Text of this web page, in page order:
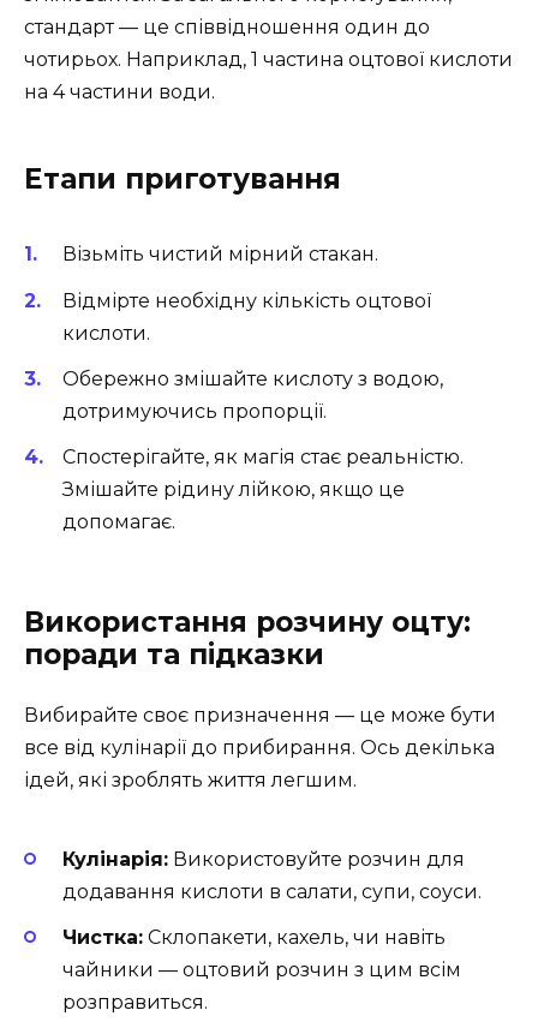
стандарт — це співвідношення один до
чотирьох. Наприклад, 1 частина оцтової кислоти
на 4 частини води.
Етапи приготування
Візьміть чистий мірний стакан.
Відмірте необхідну кількість оцтової
кислоти.
Обережно змішайте кислоту з водою,
дотримуючись пропорції.
Спостерігайте, як магія стає реальністю.
Змішайте рідину лійкою, якщо це
допомагає.
Використання розчину оцту:
поради та підказки
Вибирайте своє призначення — це може бути
все від кулінарії до прибирання. Ось декілька
ідей, які зроблять життя легшим.
Кулінарія: Використовуйте розчин для
додавання кислоти в салати, супи, соуси.
Чистка: Склопакети, кахель, чи навіть
чайники — оцтовий розчин з цим всім
розправиться.